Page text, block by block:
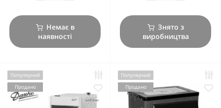
Немає в
наявності
Знято з
виробництва
Популярний
Продано
Популярний
Продано